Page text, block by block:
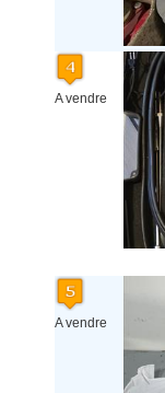
A vendre
A vendre